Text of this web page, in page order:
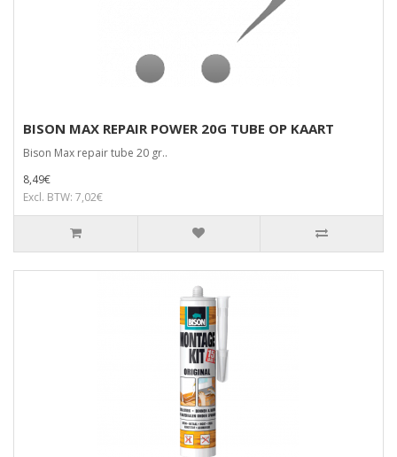
BISON MAX REPAIR POWER 20G TUBE OP KAART
Bison Max repair tube 20 gr..
8,49€
Excl. BTW: 7,02€